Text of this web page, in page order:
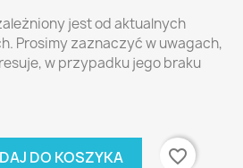
jest od aktualnych
Prosimy zaznaczyć w uwagach,
w przypadku jego braku
DO KOSZYKA favorite_border